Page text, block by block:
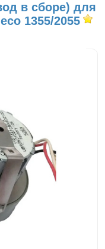
в сборе) для
1355/2055